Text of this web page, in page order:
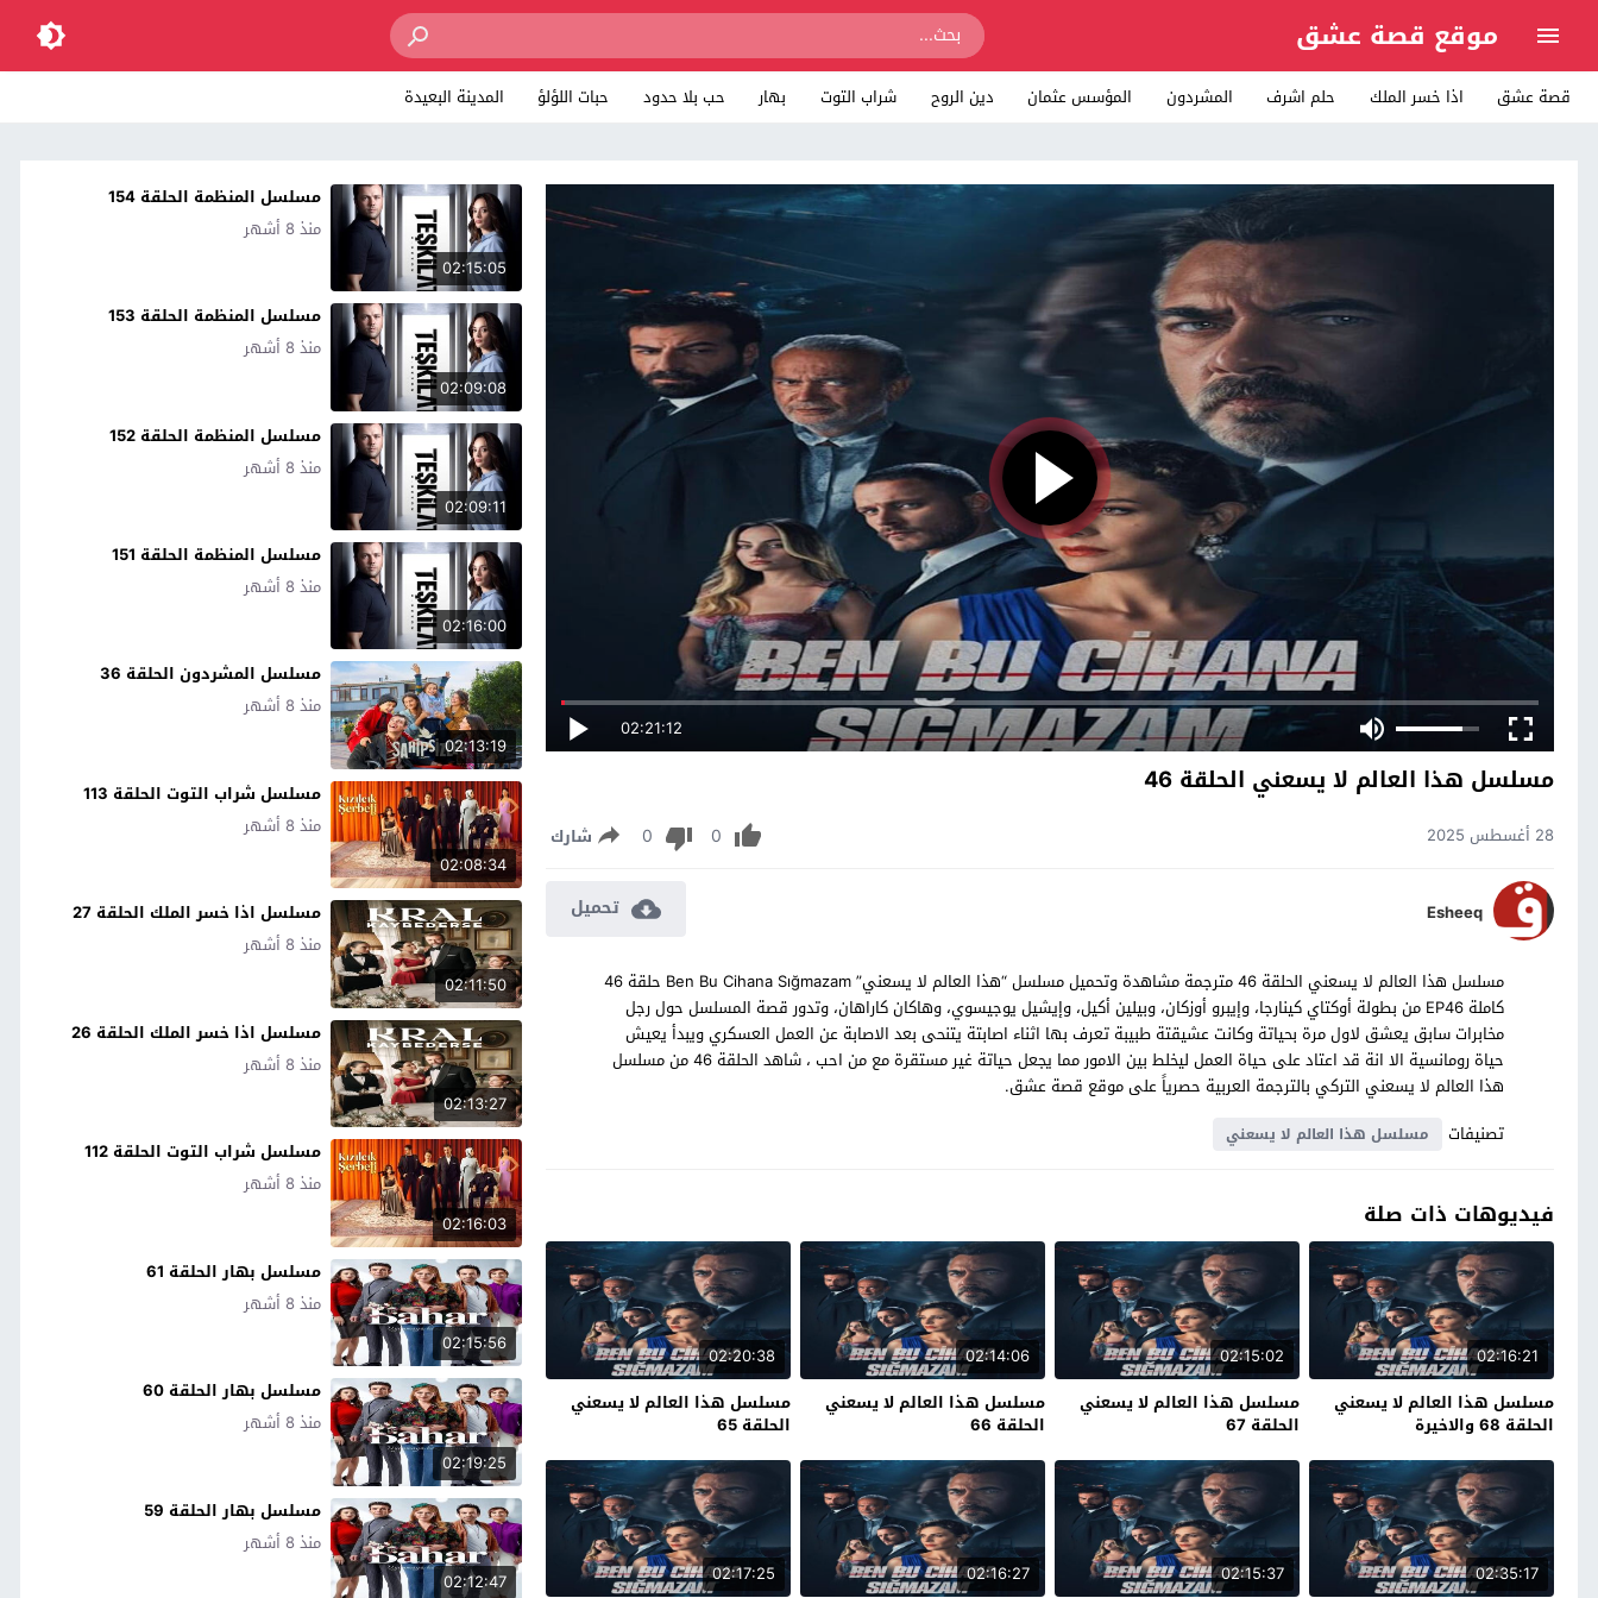
موقع قصة عشق
قصة عشق اذا خسر الملك حلم اشرف المشردون المؤسس عثمان دين الروح شراب التوت بهار حب بلا حدود حبات اللؤلؤ المدينة البعيدة
02:21:12
مسلسل هذا العالم لا يسعني الحلقة 46
28 أغسطس 2025 0
0 شارك
Esheeq تحميل
مسلسل هذا العالم لا يسعني الحلقة 46 مترجمة مشاهدة وتحميل مسلسل “هذا العالم لا يسعني” Ben Bu Cihana Sığmazam حلقة 46
كاملة EP46 من بطولة أوكتاي كينارجا، وإيبرو أوزكان، وبيلين أكيل، وإيشيل يوجيسوي، وهاكان كاراهان، وتدور قصة المسلسل حول رجل
مخابرات سابق يعشق لاول مرة بحياتة وكانت عشيقتة طبيبة تعرف بها اثناء اصابتة يتنحى بعد الاصابة عن العمل العسكري ويبدأ يعيش
حياة رومانسية الا انة قد اعتاد على حياة العمل ليخلط بين الامور مما يجعل حياتة غير مستقرة مع من احب ، شاهد الحلقة 46 من مسلسل
هذا العالم لا يسعني التركي بالترجمة العربية حصرياً على موقع قصة عشق.
تصنيفات
مسلسل هذا العالم لا يسعني
فيديوهات ذات صلة
02:16:21
مسلسل هذا العالم لا يسعني
الحلقة 68 والاخيرة
02:15:02
مسلسل هذا العالم لا يسعني
الحلقة 67
02:14:06
مسلسل هذا العالم لا يسعني
الحلقة 66
02:20:38
مسلسل هذا العالم لا يسعني
الحلقة 65
02:35:17
02:15:37
02:16:27
02:17:25
02:15:05
مسلسل المنظمة الحلقة 154
منذ 8 أشهر
02:09:08
مسلسل المنظمة الحلقة 153
منذ 8 أشهر
02:09:11
مسلسل المنظمة الحلقة 152
منذ 8 أشهر
02:16:00
مسلسل المنظمة الحلقة 151
منذ 8 أشهر
02:13:19
مسلسل المشردون الحلقة 36
منذ 8 أشهر
02:08:34
مسلسل شراب التوت الحلقة 113
منذ 8 أشهر
02:11:50
مسلسل اذا خسر الملك الحلقة 27
منذ 8 أشهر
02:13:27
مسلسل اذا خسر الملك الحلقة 26
منذ 8 أشهر
02:16:03
مسلسل شراب التوت الحلقة 112
منذ 8 أشهر
02:15:56
مسلسل بهار الحلقة 61
منذ 8 أشهر
02:19:25
مسلسل بهار الحلقة 60
منذ 8 أشهر
02:12:47
مسلسل بهار الحلقة 59
منذ 8 أشهر